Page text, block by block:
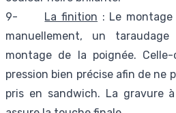
9- La finition : Le
manuellement, un
montage de la poignée.
pression bien précise afin de ne
pris en sandwich. La gravure